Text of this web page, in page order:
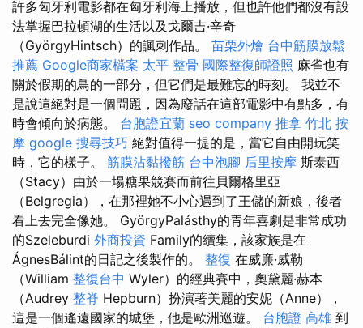
許多匈牙利電影都在匈牙利海上播放，但也許他們都沒有設
法掌握巴拉頓湖的生活以及戈爾吉·辛奇
（GyörgyHintsch）的諷刺作品。 苗栗外燴 台中筋膜放鬆
推薦 Google商家檔案 太平 整骨 國際整復師證照 麻雀也有
關於假期的鳥的一部分，但它們是最難忘的時刻。 我並不
是說這絕對是一個問題，因為廢話在這部電影中有點多，有
時會傾向於病態。 台胞證宜蘭 seo company 推拿 竹北 按
摩 google 搜尋技巧 絕對值得一提的是，當它自由開玩笑
時，它的樣子。 筋膜沾黏撥筋 台中泡腳 后里按摩 斯泰西
（Stacy）由於一場糖果競賽而前往貝爾格里亞
（Belgregia），在那裡她不小心遇到了王儲的新娘，後者
看上去完全像她。 GyörgyPalásthy的青年喜劇是非常成功
的Szeleburdi 外商投資 Family的續集，該家族是在
ÁgnesBálint的日記之後製作的。 整復 在威廉·威勒
（William 整復台中 Wyler）的經典賽中，奧黛麗·赫本
（Audrey 整脊 Hepburn）扮演著美麗的安妮（Anne），
這是一個遙遠國家的城堡，他是歐洲巡遊。 台胞證 高雄 到